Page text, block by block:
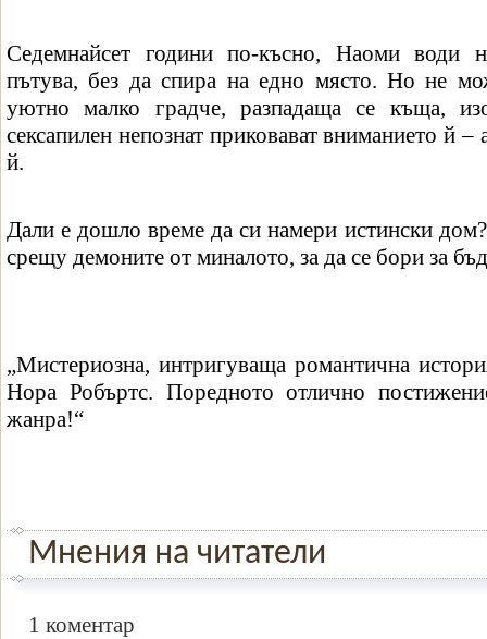
Седемнайсет години по-късно, Наоми води
пътува, без да спира на едно място. Но не
уютно малко градче, разпадаща се къща,
сексапилен непознат приковават вниманието й
й.
Дали е дошло време да си намери истински
срещу демоните от миналото, за да се бори за
„Мистериозна, интригуваща романтична
Нора Робъртс. Поредното отлично
жанра!“
Мнения на читатели
1 коментар